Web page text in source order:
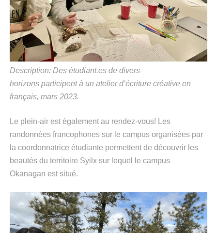
Description: Des étudiant.es de divers
horizons participentà un atelier d’écriture créative en
français, mars 2023.
Le plein-air est également au rendez-vous! Les
randonnées francophones sur le campus organisées par
la coordonnatrice étudiante permettent de découvrir les
beautés du territoire Syilx sur lequel le campus
Okanagan est situé.